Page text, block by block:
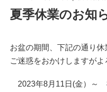
夏季休業のお知
お盆の期間、下記の通り
ご迷惑をおかけしますがよ
2023年8月11日(金）～